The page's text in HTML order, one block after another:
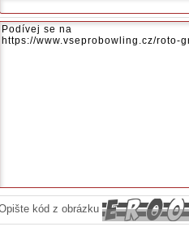
kód z obrázku